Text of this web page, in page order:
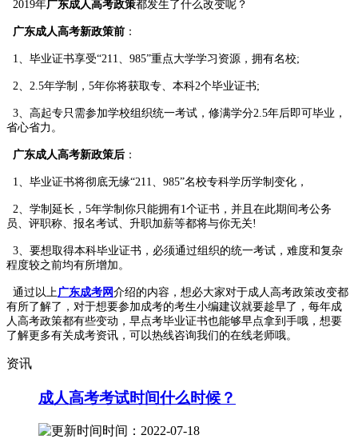
2019年广东成人高考政策都发生了什么改变呢？
广东成人高考新政策前 ：
1、毕业证书享受“211、985”重点大学学习资源，拥有名校;
2、2.5年学制，5年你将获取专、本科2个毕业证书;
3、高起专只需参加学校组织统一考试，修满学分2.5年后即可毕业，
省心省力。
广东成人高考新政策后 ：
1、毕业证书将彻底无缘“211、985”名校专科学历学制变化，
2、学制延长，5年学制你只能拥有1个证书，并且在此期间考公务
员、评职称、报名考试、升职加薪等都将与你无关!
3、要想取得本科毕业证书，必须通过组织的统一考试，难度和复杂
程度较之前均有所增加。
通过以上广东成考网介绍的内容，想必大家对于成人高考政策改变都
有所了解了，对于想要参加成考的考生小编建议就要趁早了，每年成
人高考政策都有些变动，早点考毕业证书也能够早点拿到手哦，想要
了解更多有关成考资讯，可以热线咨询我们的在线老师哦。
资讯
成人高考考试时间什么时候？
时间：2022-07-18